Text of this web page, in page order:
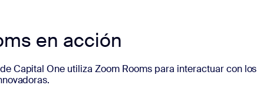
en acción
Capital One utiliza Zoom Rooms para interactuar con los